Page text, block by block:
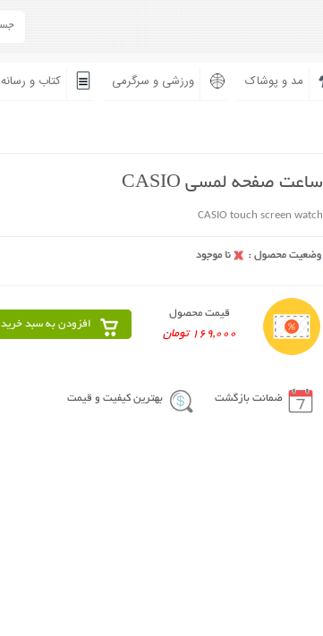
مد و پوشاک ورزشی و سرگرمی کتاب و رسانه
ساعت صفحه لمسی CASIO
CASIO touch screen watch
قیمت محصول
169,000 تومان
افزودن به سبد خرید
ضمانت بازگشت بهترین کیفیت و قیمت